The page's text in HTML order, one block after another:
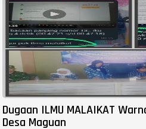
Dugaan ILMU MALAIKAT
Desa Maguan